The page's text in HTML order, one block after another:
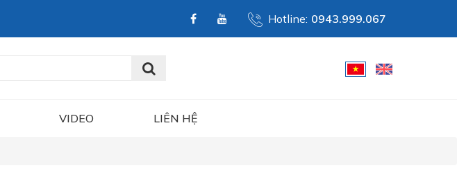
Hotline: 0943.999.067
VIDEO LIÊN HỆ